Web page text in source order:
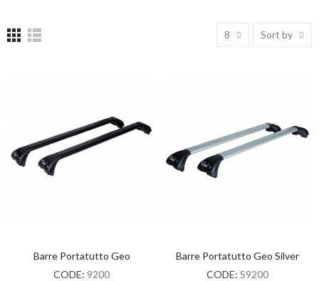
8 Sort by
Barre Portatutto Geo
CODE: 9200
Barre Portatutto Geo Silver
CODE: S9200